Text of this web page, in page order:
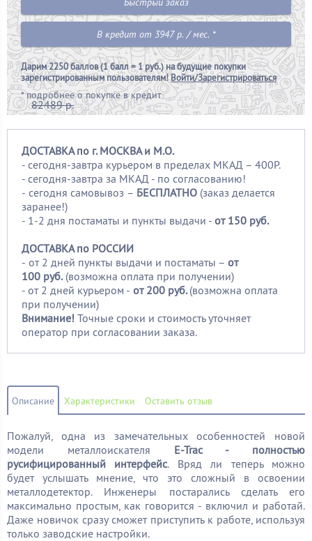
82489 р.
В кредит от 3947 р. / мес. *
Дарим2250 баллов (1 балл = 1 руб.)на будущие покупки
зарегистрированным пользователям!Войти/Зарегистрироваться
*подробнее о покупке в кредит
ДОСТАВКА по г. МОСКВА и М.О.
- сегодня-завтра курьером в пределах МКАД – 400Р.
- сегодня-завтра за МКАД - по согласованию!
- сегодня самовывоз – БЕСПЛАТНО (заказ делается
заранее!)
- 1-2 дня постаматы и пункты выдачи - от 150 руб.
ДОСТАВКА по РОССИИ
- от 2 дней пункты выдачи и постаматы – от
100 руб. (возможна оплата при получении)
- от 2 дней курьером - от 200 руб.(возможна оплата
при получении)
Внимание! Точные сроки и стоимость уточняет
оператор при согласовании заказа.
Описание Характеристики Оставить отзыв
Пожалуй, одна из замечательных особенностей новой
модели металлоискателя E-Trac - полностью
русифицированный интерфейс. Вряд ли теперь можно
будет услышать мнение, что это сложный в освоении
металлодетектор. Инженеры постарались сделать его
максимально простым, как говорится - включил и работай.
Даже новичок сразу сможет приступить к работе, используя
только заводские настройки.